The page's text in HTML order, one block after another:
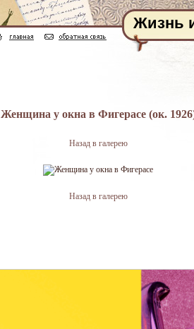
Жизнь
Женщина у окна в Фигерасе (ок.
Назад в галерею
Назад в галерею